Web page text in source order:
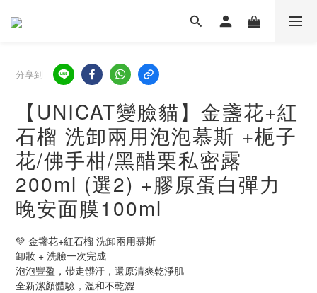
分享到
【UNICAT變臉貓】金盞花+紅
石榴 洗卸兩用泡泡慕斯 +梔子
花/佛手柑/黑醋栗私密露
200ml (選2) +膠原蛋白彈力
晚安面膜100ml
💚 金盞花+紅石榴 洗卸兩用慕斯
卸妝 + 洗臉一次完成
泡泡豐盈，帶走髒汙，還原清爽乾淨肌
全新潔顏體驗，溫和不乾澀